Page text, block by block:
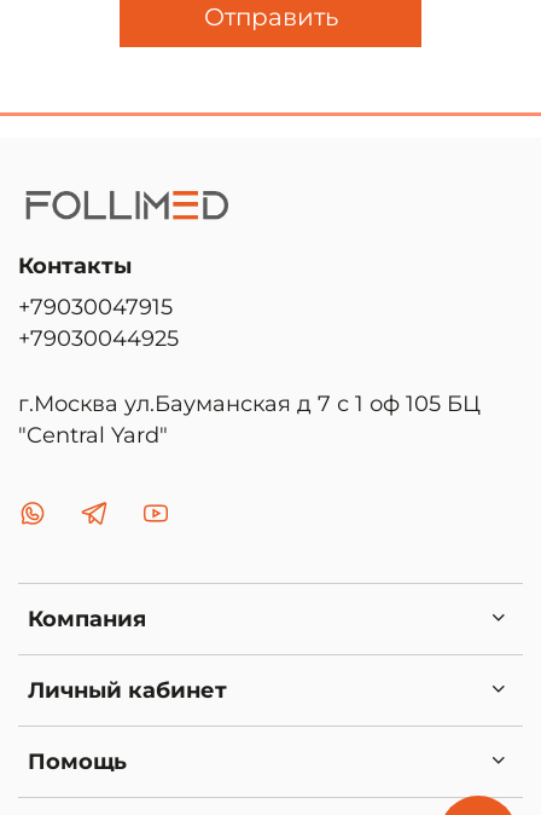
Отправить
Компания
Личный кабинет
Помощь
Контакты
+79030047915
+79030044925
г.Москва ул.Бауманская д 7 с 1 оф 105 БЦ
"Central Yard"